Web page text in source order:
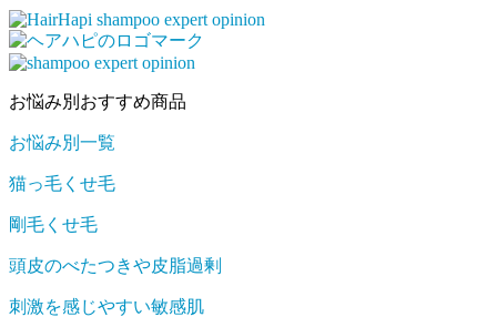
お悩み別おすすめ商品
お悩み別一覧
猫っ毛くせ毛
剛毛くせ毛
頭皮のべたつきや皮脂過剰
刺激を感じやすい敏感肌